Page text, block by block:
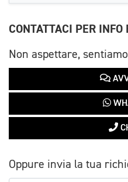
CONTATTACI PER
Non aspettare,
Oppure invia la tua